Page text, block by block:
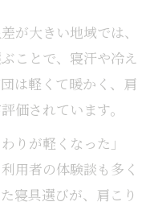
が大きい地域では、
ことで、寝汗や冷え
は軽くて暖かく、肩
価されています。
りが軽くなった」
用者の体験談も多く
寝具選びが、肩こり